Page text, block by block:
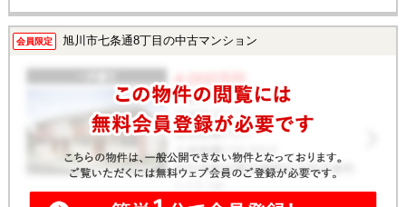
会員限定 旭川市七条通8丁目の中古マンション